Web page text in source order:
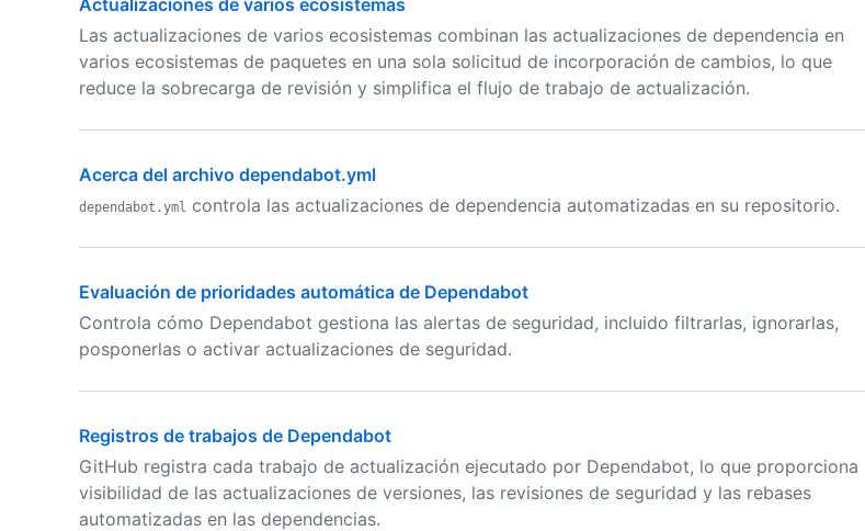
Actualizaciones de varios ecosistemas
Las actualizaciones de varios ecosistemas combinan las actualizaciones de dependencia en
varios ecosistemas de paquetes en una sola solicitud de incorporación de cambios, lo que
reduce la sobrecarga de revisión y simplifica el flujo de trabajo de actualización.
Acerca del archivo dependabot.yml
dependabot.yml controla las actualizaciones de dependencia automatizadas en su repositorio.
Evaluación de prioridades automática de Dependabot
Controla cómo Dependabot gestiona las alertas de seguridad, incluido filtrarlas, ignorarlas,
posponerlas o activar actualizaciones de seguridad.
Registros de trabajos de Dependabot
GitHub registra cada trabajo de actualización ejecutado por Dependabot, lo que proporciona
visibilidad de las actualizaciones de versiones, las revisiones de seguridad y las rebases
automatizadas en las dependencias.